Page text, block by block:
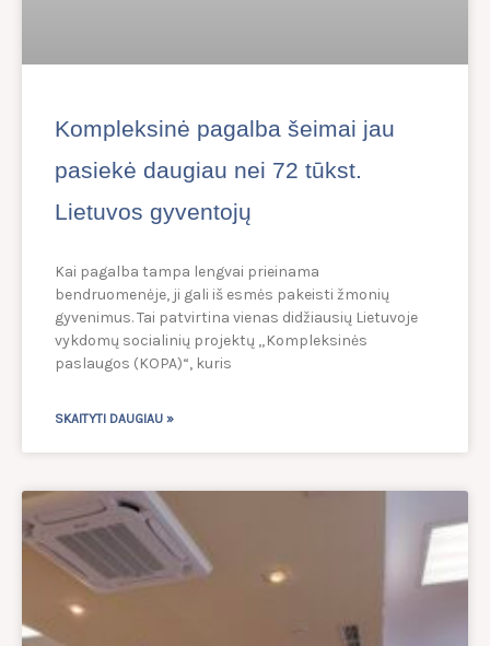
Kompleksinė pagalba šeimai jau
pasiekė daugiau nei 72 tūkst.
Lietuvos gyventojų
Kai pagalba tampa lengvai prieinama
bendruomenėje, ji gali iš esmės pakeisti žmonių
gyvenimus. Tai patvirtina vienas didžiausių Lietuvoje
vykdomų socialinių projektų „Kompleksinės
paslaugos (KOPA)“, kuris
SKAITYTI DAUGIAU »